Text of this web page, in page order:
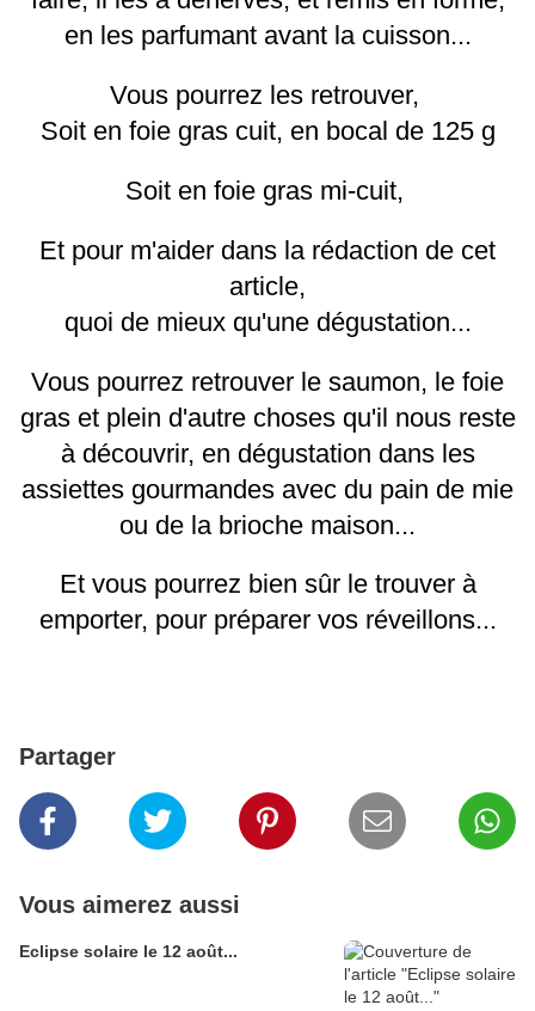
en les parfumant avant la cuisson...
Vous pourrez les retrouver,
Soit en foie gras cuit, en bocal de 125 g
Soit en foie gras mi-cuit,
Et pour m'aider dans la rédaction de cet
article,
quoi de mieux qu'une dégustation...
Vous pourrez retrouver le saumon, le foie
gras et plein d'autre choses qu'il nous reste
à découvrir, en dégustation dans les
assiettes gourmandes avec du pain de mie
ou de la brioche maison...
Et vous pourrez bien sûr le trouver à
emporter, pour préparer vos réveillons...
Partager
Vous aimerez aussi
Eclipse solaire le 12 août...